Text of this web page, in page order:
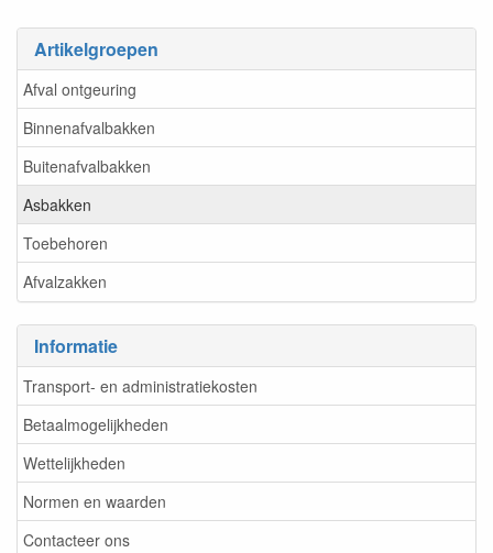
Artikelgroepen
Afval ontgeuring
Binnenafvalbakken
Buitenafvalbakken
Asbakken
Toebehoren
Afvalzakken
Informatie
Transport- en administratiekosten
Betaalmogelijkheden
Wettelijkheden
Normen en waarden
Contacteer ons